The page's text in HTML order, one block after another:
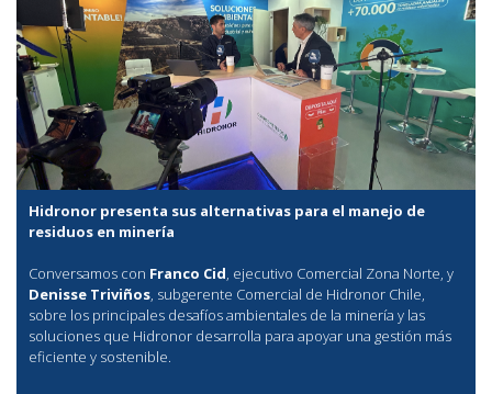
Hidronor presenta sus alternativas para el manejo de
residuos en minería
Conversamos con Franco Cid, ejecutivo Comercial Zona Norte, y
Denisse Triviños, subgerente Comercial de Hidronor Chile,
sobre los principales desafíos ambientales de la minería y las
soluciones que Hidronor desarrolla para apoyar una gestión más
eficiente y sostenible.